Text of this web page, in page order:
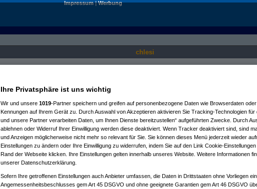
Impressum|Werbung
chlesi
Ihre Privatsphäre ist uns wichtig
Wir und unsere 1019-Partner speichern und greifen auf personenbezogene Daten wie Browserdaten
Kennungen auf Ihrem Gerät zu. Durch Auswahl von Akzeptieren aktivieren Sie Tracking-Technologien für
und unsere Partner verarbeiten Daten, um Ihnen Dienste bereitzustellen“ aufgeführten Zwecke. Durch
ablehnen oder Widerruf Ihrer Einwilligung werden diese deaktiviert. Wenn Tracker deaktiviert sind, sind
und Anzeigen möglicherweise nicht mehr so relevant für Sie. Sie können dieses Menü jederzeit wieder
Einstellungen zu ändern oder Ihre Einwilligung zu widerrufen, indem Sie auf den Link Cookie-
Rand der Webseite klicken. Ihre Einstellungen gelten innerhalb unseres Website. Weitere Informationen
unserer Datenschutzerklärung.
Sofern Ihre getroffenen Einstellungen auch Anbieter umfassen, die Daten in Drittstaaten ohne Vorliegen
Angemessenheitsbeschlusses gem Art 45 DSGVO und ohne geeignete Garantien gem Art 46 DSGVO